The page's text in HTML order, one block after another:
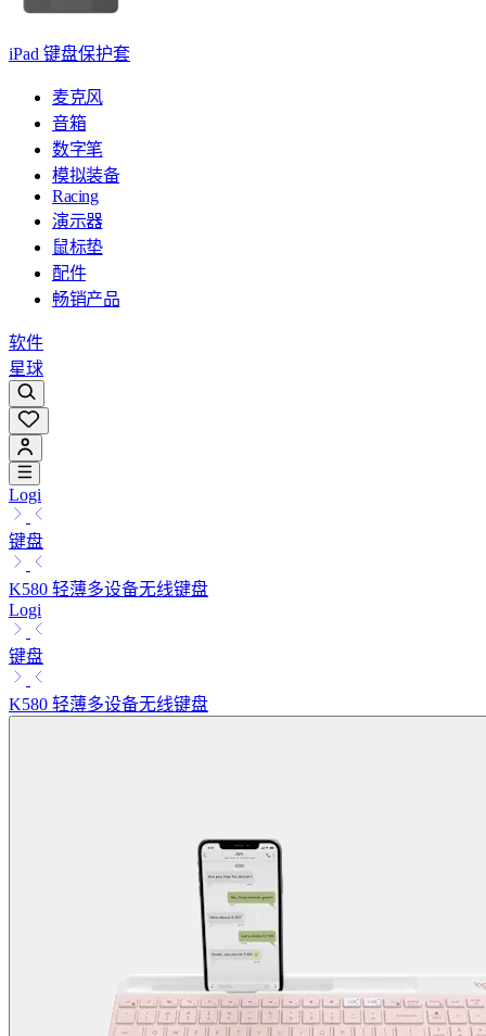
iPad 键盘保护套
麦克风
音箱
数字笔
模拟装备
Racing
演示器
鼠标垫
配件
畅销产品
软件
星球
Logi
键盘
K580 轻薄多设备无线键盘
Logi
键盘
K580 轻薄多设备无线键盘